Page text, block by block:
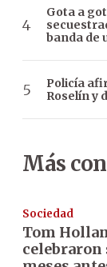
Gota a
banda de
Policía
Roselín y
Más
Sociedad
Tom
celebraron